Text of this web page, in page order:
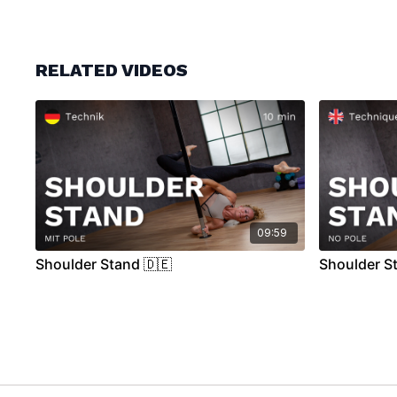
RELATED VIDEOS
09:59
Shoulder Stand 🇩🇪 Shoulder